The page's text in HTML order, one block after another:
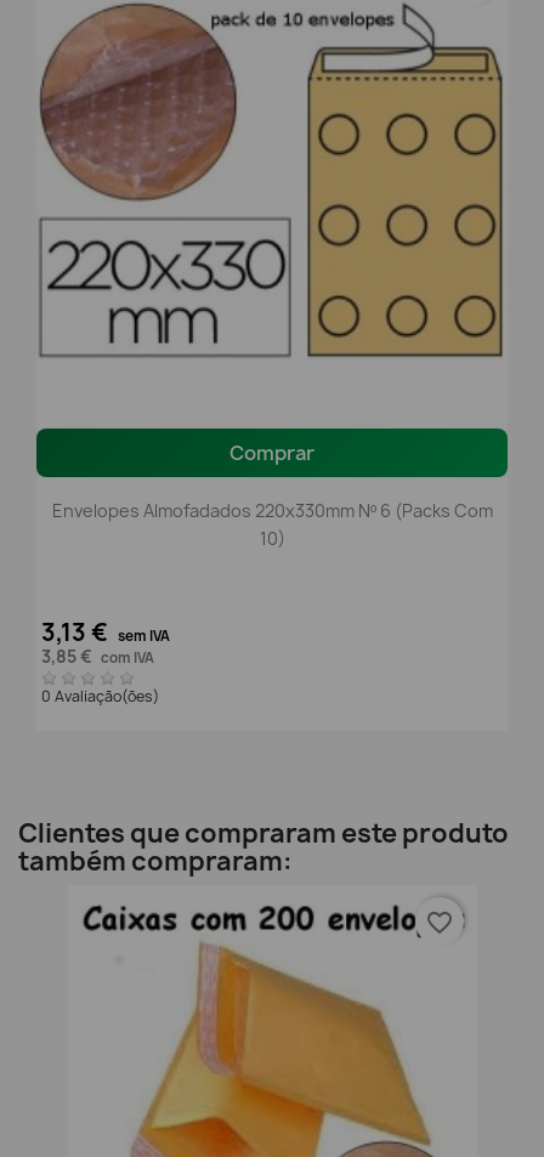
Comprar
Envelopes Almofadados 220x330mm Nº 6 (packs Com
10)
3,13 € sem IVA
3,85 € com IVA
0 Avaliação(ões)
Clientes que compraram este produto
também compraram:
favorite_border